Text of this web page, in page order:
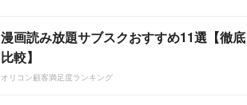
漫画読み放題サブスクおすすめ11選【徹底
比較】
オリコン顧客満足度ランキング